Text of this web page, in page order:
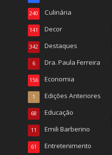
Culinária
240
Decor
141
Destaques
342
Dra. Paula Ferreira
6
Economia
156
Edições Anteriores
1
Educação
68
Emili Barberino
11
Entretenimento
61